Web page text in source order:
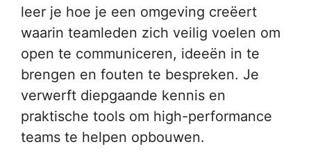
leer je hoe je een omgeving creëert
waarin teamleden zich veilig voelen om
open te communiceren, ideeën in te
brengen en fouten te bespreken. Je
verwerft diepgaande kennis en
praktische tools om high-performance
teams te helpen opbouwen.